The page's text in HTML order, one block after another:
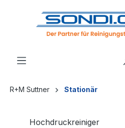
springen
R+M Suttner Stationär
Hochdruckreiniger